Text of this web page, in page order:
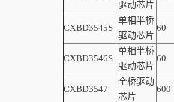
驱动芯片
CXBD3545S
单相半桥
驱动芯片
60
CXBD3546S
单相半桥
驱动芯片
60
CXBD3547
全桥驱动
芯片
600